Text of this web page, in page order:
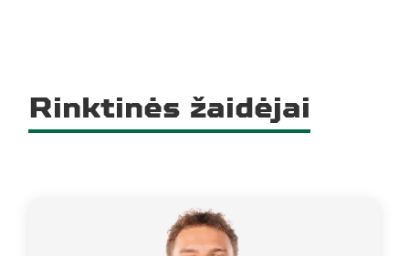
Rinktinės žaidėjai